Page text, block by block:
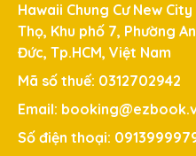
Hawaii Chung Cư New
Thọ, Khu phố 7, Phường
Đức, Tp.HCM, Việt Nam
Mã số thuế: 0312702942
Email:
Số điện thoại: